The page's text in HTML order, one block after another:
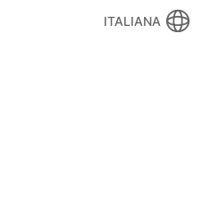
ITALIANA